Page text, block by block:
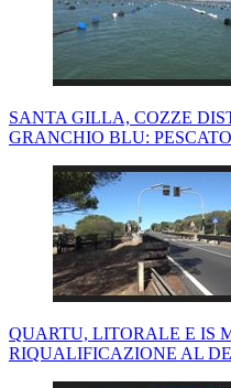
SANTA GILLA, COZZE
GRANCHIO BLU:
QUARTU, LITORALE E IS
RIQUALIFICAZIONE AL